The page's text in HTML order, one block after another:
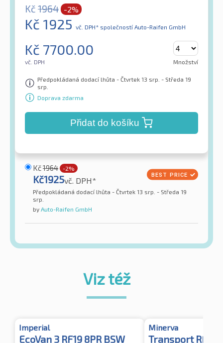
Kč 1964 -2%
Kč 1925 vč. DPH* společností Auto-Raifen GmbH
Kč 7700.00
vč. DPH Množství
Předpokládaná dodací lhůta - Čtvrtek 13 srp. - Středa 19
srp.
Doprava zdarma
Přidat do košíku
Kč1964 -2%
Kč1925vč. DPH*
Předpokládaná dodací lhůta - Čtvrtek 13 srp. - Středa 19
srp.
by Auto-Raifen GmbH
Viz též
Imperial
EcoVan 3 RF19 8PR BSW
Minerva
Transport RF19